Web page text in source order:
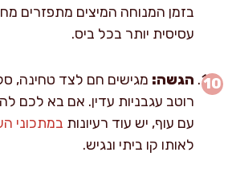
בזמן המנוחה המיצים מתפזרים
עסיסית יותר בכל ביס.
הגשה: מגישים חם לצד טחינה,
רוטב עגבניות עדין. אם בא לכם
עם עוף, יש עוד רעיונות במתכוני
לאותו קו ביתי ונגיש.